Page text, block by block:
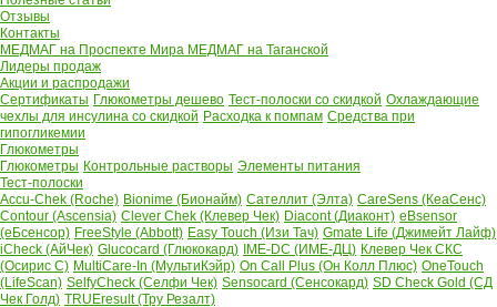
Отзывы
Контакты
МЕДМАГ на Проспекте Мира МЕДМАГ на Таганской
Лидеры продаж
Акции и распродажи
Сертификаты Глюкометры дешево Тест-полоски со скидкой Охлаждающие
чехлы для инсулина со скидкой Расходка к помпам Средства при
гипогликемии
Глюкометры
Глюкометры Контрольные растворы Элементы питания
Тест-полоски
Accu-Chek (Roche) Bionime (Бионайм) Сателлит (Элта) CareSens (КеаСенс)
Contour (Ascensia) Clever Chek (Клевер Чек) Diacont (Диаконт) eBsensor
(еБсенсор) FreeStyle (Abbott) Easy Touch (Изи Тач) Gmate Life (Джимейт Лайф)
iCheck (АйЧек) Glucocard (Глюкокард) IME-DC (ИМЕ-ДЦ) Клевер Чек СКС
(Осирис С) MultiCare-In (МультиКэйр) On Call Plus (Он Колл Плюс) OneTouch
(LifeScan) SelfyCheck (Селфи Чек) Sensocard (Сенсокард) SD Check Gold (СД
Чек Голд) TRUEresult (Тру Резалт)